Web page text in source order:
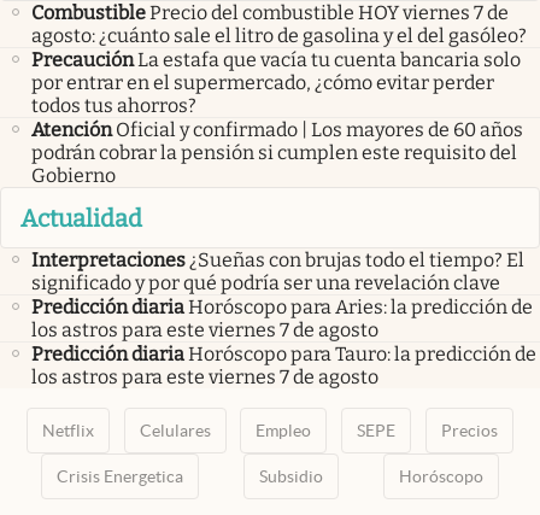
CombustiblePrecio del combustible HOY viernes 7 de
agosto: ¿cuánto sale el litro de gasolina y el del gasóleo?
PrecauciónLa estafa que vacía tu cuenta bancaria solo
por entrar en el supermercado, ¿cómo evitar perder
todos tus ahorros?
Atención Oficial y confirmado | Los mayores de 60 años
podrán cobrar la pensión si cumplen este requisito del
Gobierno
Actualidad
Interpretaciones¿Sueñas con brujas todo el tiempo? El
significado y por qué podría ser una revelación clave
Predicción diariaHoróscopo para Aries: la predicción de
los astros para este viernes 7 de agosto
Predicción diariaHoróscopo para Tauro: la predicción de
los astros para este viernes 7 de agosto
Netflix Celulares Empleo SEPE Precios
Crisis Energetica Subsidio Horóscopo